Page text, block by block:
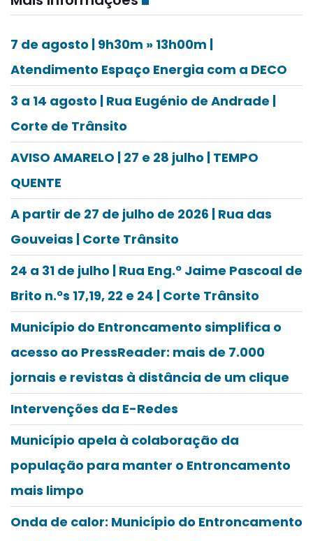
7 de agosto | 9h30m » 13h00m |
Atendimento Espaço Energia com a DECO
3 a 14 agosto | Rua Eugénio de Andrade |
Corte de Trânsito
AVISO AMARELO | 27 e 28 julho | TEMPO
QUENTE
A partir de 27 de julho de 2026 | Rua das
Gouveias | Corte Trânsito
24 a 31 de julho | Rua Eng.º Jaime Pascoal de
Brito n.ºs 17,19, 22 e 24 | Corte Trânsito
Município do Entroncamento simplifica o
acesso ao PressReader: mais de 7.000
jornais e revistas à distância de um clique
Intervenções da E-Redes
Município apela à colaboração da
população para manter o Entroncamento
mais limpo
Onda de calor: Município do Entroncamento